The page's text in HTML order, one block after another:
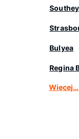
Southey
Bulyea
Regina
Więcej…